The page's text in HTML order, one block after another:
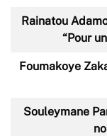
Rainatou
“Pour
Foumakoye
Souleymane